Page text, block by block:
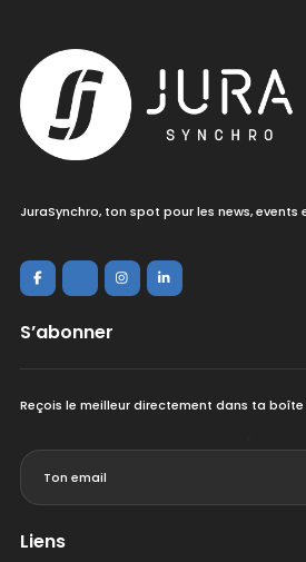
JuraSynchro, ton spot pour les news, events
S’abonner
Reçois le meilleur directement dans ta boîte
Liens